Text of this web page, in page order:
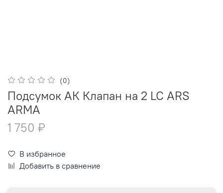
(0)
Подсумок АК Клапан на 2 LC ARS
ARMA
1 750 ₽
В избранное
Добавить в сравнение